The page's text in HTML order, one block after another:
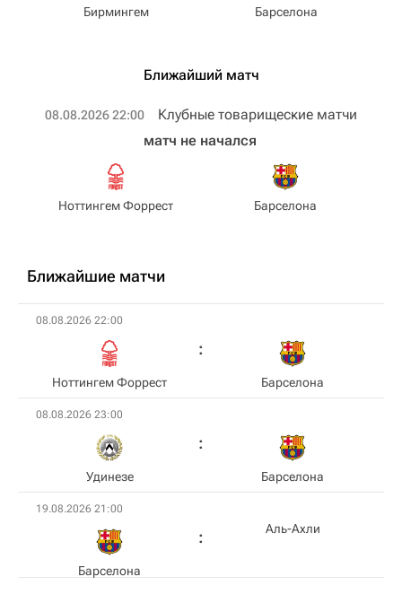
Бирмингем Барселона
Ближайший матч
08.08.2026 22:00 Клубные товарищеские матчи
Ноттингем Форрест
матч не начался
Барселона
Ближайшие матчи
08.08.2026 22:00
Ноттингем Форрест Барселона
08.08.2026 23:00
Удинезе Барселона
19.08.2026 21:00
Барселона
Аль-Ахли